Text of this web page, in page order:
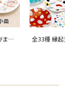
まる
全33種 縁